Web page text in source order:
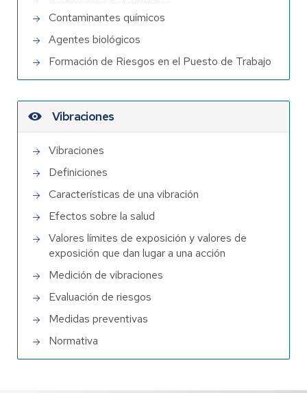
Contaminantes químicos
Agentes biológicos
Formación de Riesgos en el Puesto de Trabajo
Vibraciones
Vibraciones
Definiciones
Características de una vibración
Efectos sobre la salud
Valores límites de exposición y valores de
exposición que dan lugar a una acción
Medición de vibraciones
Evaluación de riesgos
Medidas preventivas
Normativa